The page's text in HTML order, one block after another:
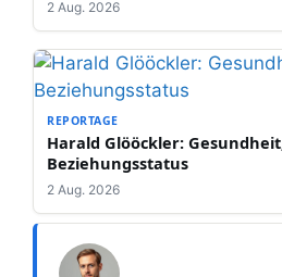
2 Aug. 2026
REPORTAGE
Harald Glööckler:
Beziehungsstatus
2 Aug. 2026